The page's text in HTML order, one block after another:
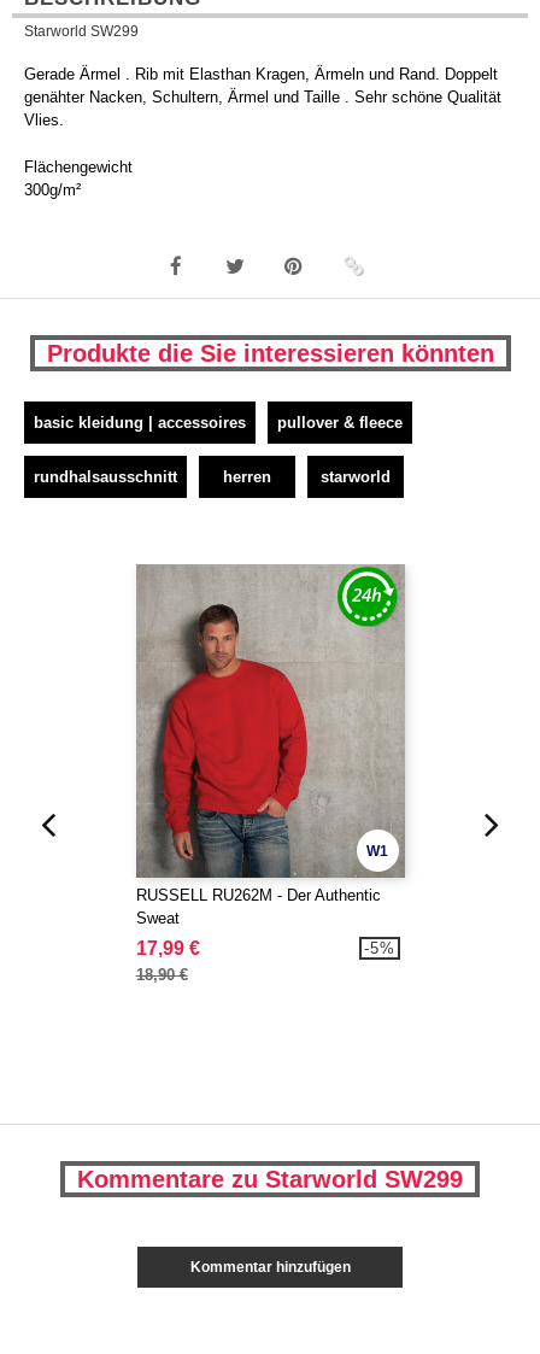
Starworld SW299
Gerade Ärmel . Rib mit Elasthan Kragen, Ärmeln und Rand. Doppelt
genähter Nacken, Schultern, Ärmel und Taille . Sehr schöne Qualität
Vlies.
Flächengewicht
300g/m²
Produkte die Sie interessieren könnten
basic kleidung | accessoires pullover & fleece
rundhalsausschnitt herren starworld
W1
RUSSELL RU262M - Der Authentic
Sweat
17,99 €
18,90 €
-5%
Kommentare zu Starworld SW299
Kommentar hinzufügen